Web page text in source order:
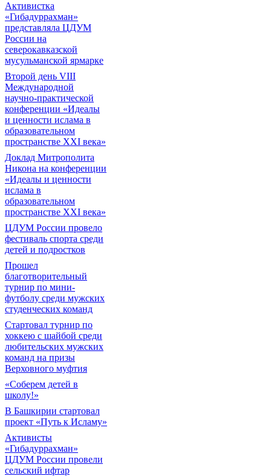
Активистка
«Гибадуррахман»
представляла ЦДУМ
России на
северокавказской
мусульманской ярмарке
Второй день VIII
Международной
научно-практической
конференции «Идеалы
и ценности ислама в
образовательном
пространстве XXI века»
Доклад Митрополита
Никона на конференции
«Идеалы и ценности
ислама в
образовательном
пространстве XXI века»
ЦДУМ России провело
фестиваль спорта среди
детей и подростков
Прошел
благотворительный
турнир по мини-
футболу среди мужских
студенческих команд
Cтартовал турнир по
хоккею с шайбой среди
любительских мужских
команд на призы
Верховного муфтия
«Соберем детей в
школу!»
В Башкирии стартовал
проект «Путь к Исламу»
Активисты
«Гибадуррахман»
ЦДУМ России провели
сельский ифтар